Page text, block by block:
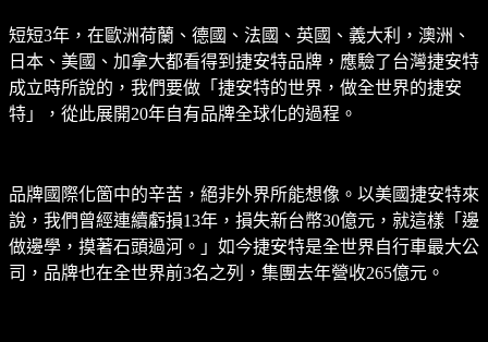
短短3年，在歐洲荷蘭、德國、法國、英國、義大利，澳洲、
日本、美國、加拿大都看得到捷安特品牌，應驗了台灣捷安特
成立時所說的，我們要做「捷安特的世界，做全世界的捷安
特」，從此展開20年自有品牌全球化的過程。
品牌國際化箇中的辛苦，絕非外界所能想像。以美國捷安特來
說，我們曾經連續虧損13年，損失新台幣30億元，就這樣「邊
做邊學，摸著石頭過河。」如今捷安特是全世界自行車最大公
司，品牌也在全世界前3名之列，集團去年營收265億元。